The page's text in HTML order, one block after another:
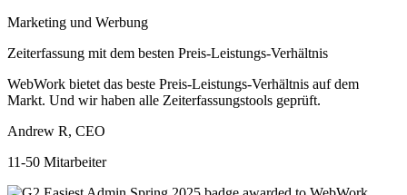
Marketing und Werbung
Zeiterfassung mit dem besten Preis-Leistungs-Verhältnis
WebWork bietet das beste Preis-Leistungs-Verhältnis auf dem
Markt. Und wir haben alle Zeiterfassungstools geprüft.
Andrew R, CEO
11-50 Mitarbeiter